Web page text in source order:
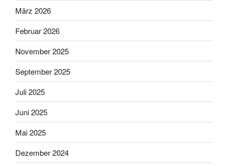
März 2026
Februar 2026
November 2025
September 2025
Juli 2025
Juni 2025
Mai 2025
Dezember 2024